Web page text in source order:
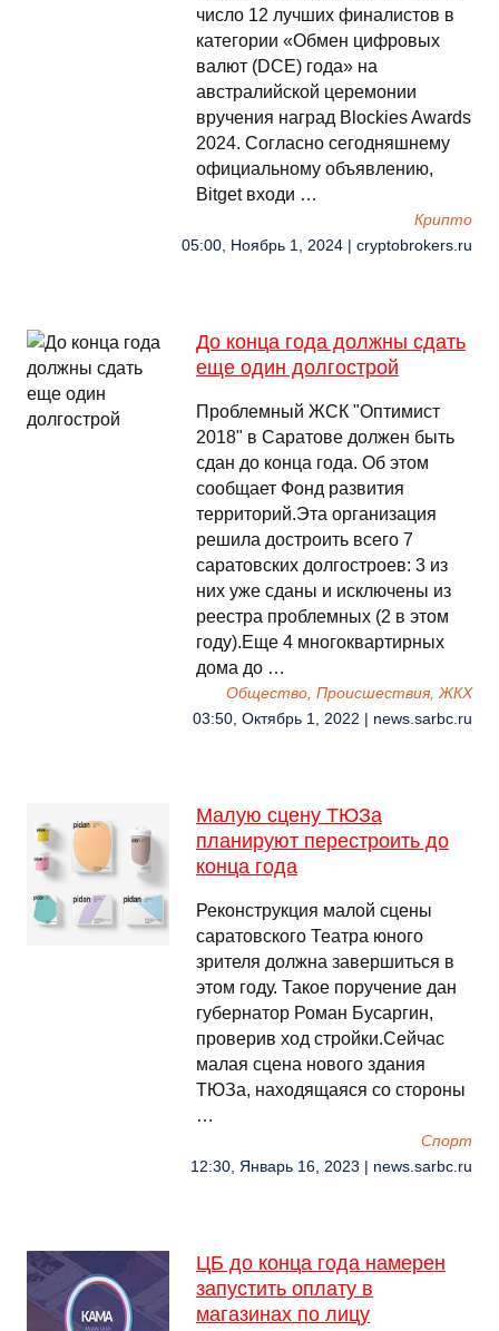
число 12 лучших финалистов в
категории «Обмен цифровых
валют (DCE) года» на
австралийской церемонии
вручения наград Blockies Awards
2024. Согласно сегодняшнему
официальному объявлению,
Bitget входи …
Крипто
05:00, Ноябрь 1, 2024 | cryptobrokers.ru
До конца года должны сдать
еще один долгострой
Проблемный ЖСК "Оптимист
2018" в Саратове должен быть
сдан до конца года. Об этом
сообщает Фонд развития
территорий.Эта организация
решила достроить всего 7
саратовских долгостроев: 3 из
них уже сданы и исключены из
реестра проблемных (2 в этом
году).Еще 4 многоквартирных
дома до …
Общество, Происшествия, ЖКХ
03:50, Октябрь 1, 2022 | news.sarbc.ru
Малую сцену ТЮЗа
планируют перестроить до
конца года
Реконструкция малой сцены
саратовского Театра юного
зрителя должна завершиться в
этом году. Такое поручение дан
губернатор Роман Бусаргин,
проверив ход стройки.Сейчас
малая сцена нового здания
ТЮЗа, находящаяся со стороны
…
Спорт
12:30, Январь 16, 2023 | news.sarbc.ru
ЦБ до конца года намерен
запустить оплату в
магазинах по лицу